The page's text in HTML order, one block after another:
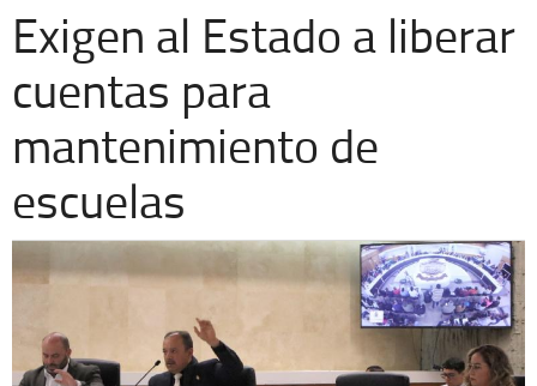
Cronos
Economía
Espectáculos
Extra +
Exigen al Estado a liberar
cuentas para
mantenimiento de
escuelas